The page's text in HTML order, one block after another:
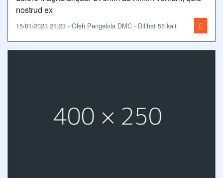
nostrud ex
15/01/2023 21:23 - Oleh Pengelola DMC - Dilihat 55 kali